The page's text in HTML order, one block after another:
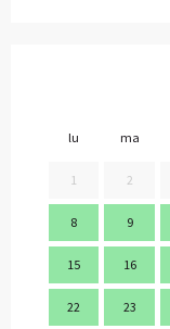
lu ma
1 2
8 9
15 16
22 23